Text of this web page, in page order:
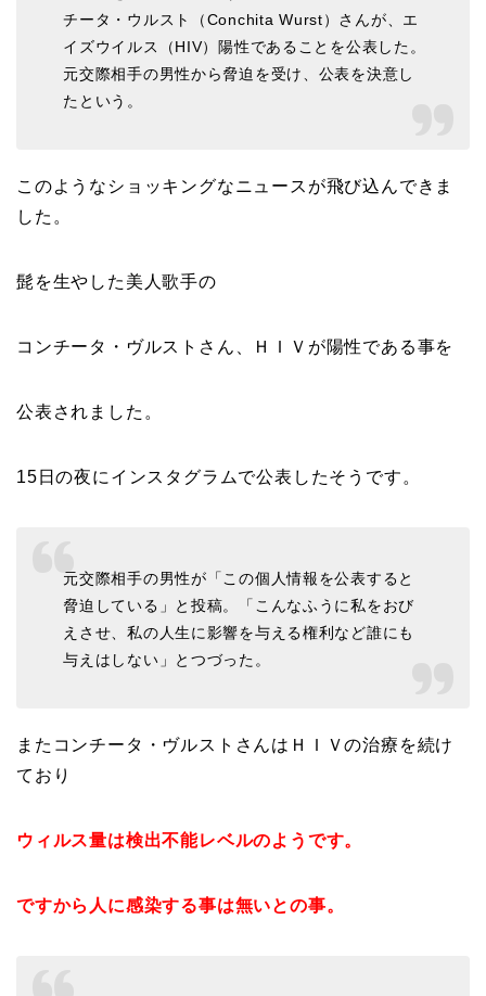
チータ・ウルスト（Conchita Wurst）さんが、エ
イズウイルス（HIV）陽性であることを公表した。
元交際相手の男性から脅迫を受け、公表を決意し
たという。
このようなショッキングなニュースが飛び込んできま
した。
髭を生やした美人歌手の
コンチータ・ヴルストさん、ＨＩＶが陽性である事を
公表されました。
15日の夜にインスタグラムで公表したそうです。
元交際相手の男性が「この個人情報を公表すると
脅迫している」と投稿。「こんなふうに私をおび
えさせ、私の人生に影響を与える権利など誰にも
与えはしない」とつづった。
またコンチータ・ヴルストさんはＨＩＶの治療を続け
ており
ウィルス量は検出不能レベルのようです。
ですから人に感染する事は無いとの事。